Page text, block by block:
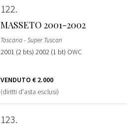
122
MASSETO 2001-2002
Toscana - Super Tuscan
2001 (2 bts) 2002 (1 bt) OWC
VENDUTO € 2.000
(diritti d'asta esclusi)
123